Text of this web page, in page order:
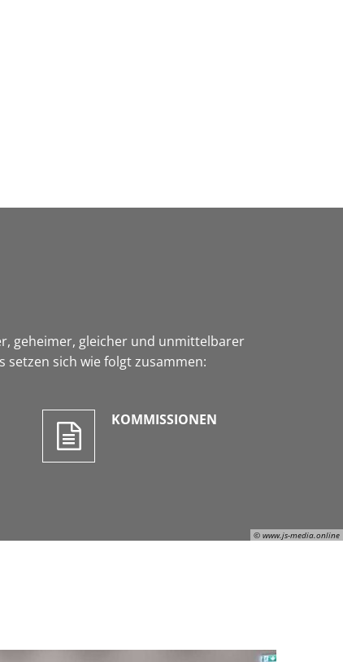
© www.js-media.online
geheimer, gleicher und unmittelbarer
setzen sich wie folgt zusammen:
KOMMISSIONEN